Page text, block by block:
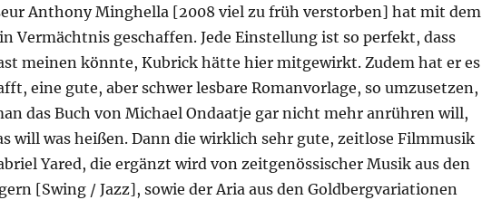
Anthony Minghella [2008 viel zu früh verstorben] hat mit dem
Vermächtnis geschaffen. Jede Einstellung ist so perfekt, dass
meinen könnte, Kubrick hätte hier mitgewirkt. Zudem hat er es
eine gute, aber schwer lesbare Romanvorlage, so umzusetzen,
das Buch von Michael Ondaatje gar nicht mehr anrühren will,
will was heißen. Dann die wirklich sehr gute, zeitlose Filmmusik
Yared, die ergänzt wird von zeitgenössischer Musik aus den
[Swing / Jazz], sowie der Aria aus den Goldbergvariationen